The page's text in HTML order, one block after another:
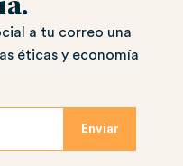
a tu correo una
éticas y economía